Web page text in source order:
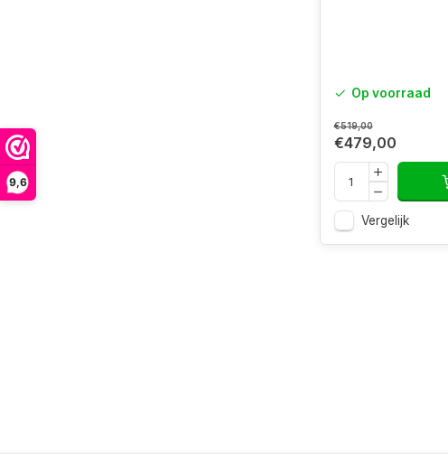
9,6
Op voorraad
€519,00
€479,00
Vergelijk